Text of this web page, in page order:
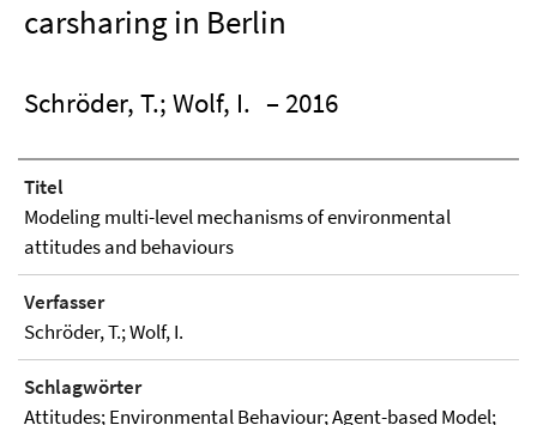
carsharing in Berlin
Schröder, T.; Wolf, I. – 2016
Titel
Modeling multi-level mechanisms of environmental
attitudes and behaviours
Verfasser
Schröder, T.; Wolf, I.
Schlagwörter
Attitudes; Environmental Behaviour; Agent-based Model;